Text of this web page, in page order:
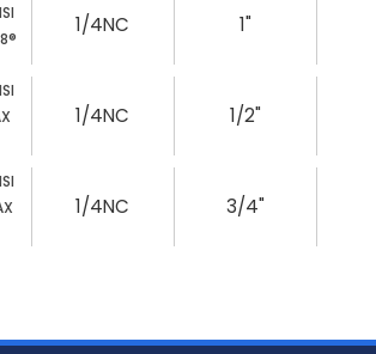
1/4NC 1"
1/4NC 1/2"
1/4NC 3/4"